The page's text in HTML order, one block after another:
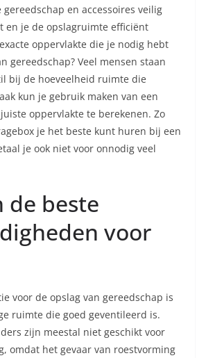
en accessoires veilig
en je de opslagruimte efficiënt
oppervlakte die je nodig hebt
gereedschap? Veel mensen staan
bij de hoeveelheid ruimte die
kun je gebruik maken van een
oppervlakte te berekenen. Zo
je het beste kunt huren bij een
je ook niet voor onnodig veel
de beste
voor
voor de opslag van gereedschap is
ruimte die goed geventileerd is.
zijn meestal niet geschikt voor
omdat het gevaar van roestvorming